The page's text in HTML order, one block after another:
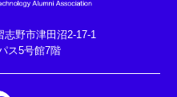
野市津田沼2-17-1
ス5号館7階